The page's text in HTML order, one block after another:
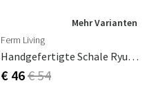
Mehr Varianten
Ferm Living
Handgefertigte Schale Ryu 20cm
€ 46€ 54